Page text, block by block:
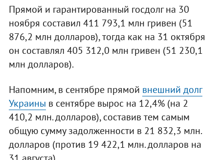
Прямой и гарантированный госдолг на 30
ноября составил 411 793,1 млн гривен (51
876,2 млн долларов), тогда как на 31 октября
он составлял 405 312,0 млн гривен (51 230,1
млн долларов).
Напомним, в сентябре прямой внешний долг
Украины в сентябре вырос на 12,4% (на 2
410,2 млн. долларов), составив тем самым
общую сумму задолженности в 21 832,3 млн.
долларов (против 19 422,1 млн. долларов на